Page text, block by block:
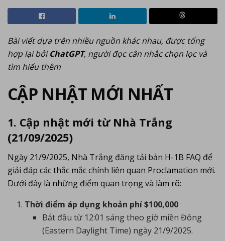
Bài viết dựa trên nhiều nguồn khác nhau, được tổng
hợp lại bởiChatGPT, người đọc cân nhắc chọn lọc và
tìm hiểu thêm
CẬP NHẬT MỚI NHẤT
1. Cập nhật mới từ Nhà Trắng
(21/09/2025)
Ngày 21/9/2025, Nhà Trắng đăng tải bản H-1B FAQ để
giải đáp các thắc mắc chính liên quan Proclamation mới.
Dưới đây là những điểm quan trọng và làm rõ:
Thời điểm áp dụng khoản phí $100,000
Bắt đầu từ 12:01 sáng theo giờ miền Đông
(Eastern Daylight Time) ngày 21/9/2025.